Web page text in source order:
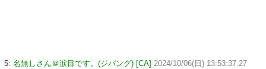
5: 名無しさん＠涙目です。(ジパング) [CA] 2024/10/06(日) 13:53:37.27